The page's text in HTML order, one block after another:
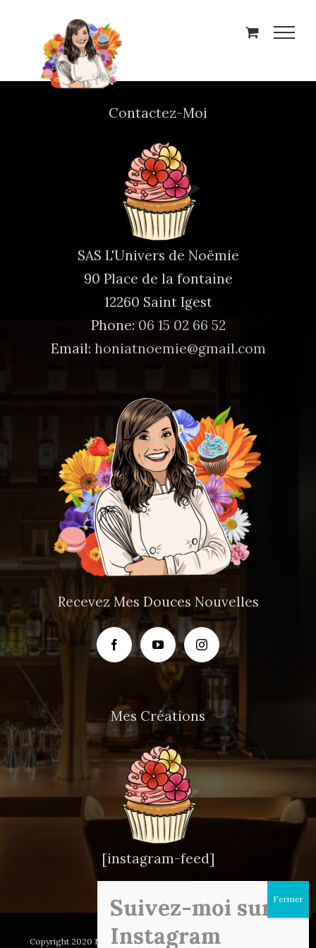
content
Contactez-Moi
SAS L'Univers de Noëmie
90 Place de la fontaine
12260 Saint Igest
Phone: 06 15 02 66 52
Email: honiatnoemie@gmail.com
Recevez Mes Douces Nouvelles
Mes Créations
[instagram-feed]
Copyright 2020 Noëmie Honiat| All Rights Reserved | Design par
Suivez-moi sur
Instagram